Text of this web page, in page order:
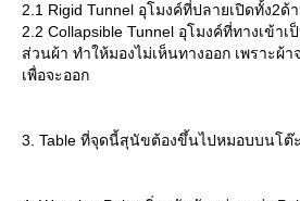
2.1 Rigid Tunnel อุโมงค์ที่ปลายเปิดทั้ง2ด้
2.2 Collapsible Tunnel อุโมงค์ที่ทางเข้า
ส่วนผ้า ทำให้มองไม่เห็นทางออก เพราะผ้
เพื่อจะออก
3. Table ที่จุดนี้สุนัขต้องขึ้นไปหมอบบนโต๊